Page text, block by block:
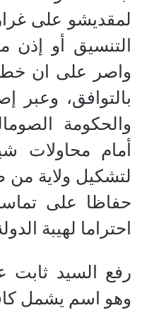
لمقديشو على
التنسيق أو إذن
واصر على ان
بالتوافق، وعبر
والحكومة
أمام محاولات
لتشكيل ولاية من
حفاظا على
احتراما لهيبة
رفع السيد
وهو اسم يشمل